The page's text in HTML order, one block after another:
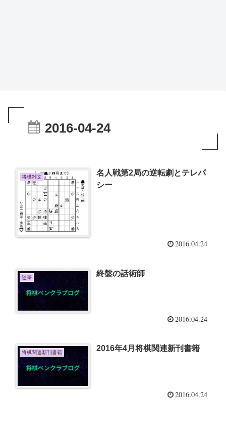
2016-04-24
将棋雑文
名人戦第2局の逆転劇とテレパ
シー
2016.04.24
随筆 終盤の話術師
2016.04.24
将棋関連新刊書籍 2016年4月将棋関連新刊書籍
2016.04.24